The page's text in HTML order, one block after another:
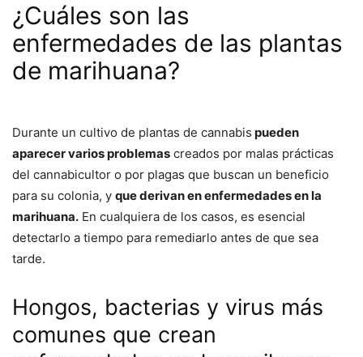
¿Cuáles son las
enfermedades de las plantas
de marihuana?
Durante un cultivo de plantas de cannabis pueden
aparecer varios problemas creados por malas prácticas
del cannabicultor o por plagas que buscan un beneficio
para su colonia, y que derivan en enfermedades en la
marihuana. En cualquiera de los casos, es esencial
detectarlo a tiempo para remediarlo antes de que sea
tarde.
Hongos, bacterias y virus más
comunes que crean